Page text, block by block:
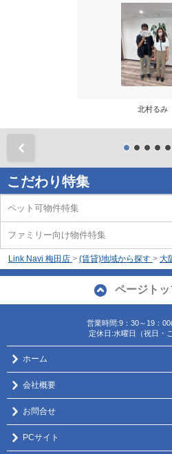
北村るみ
こだわり特集
ペット可物件特集
ファミリー向け物件特集
Link Navi 梅田店 > (賃貸)地域から探す > 大
ページト
営業時間:9：30～19：
定休日:水曜日（祝日・
ホーム
会社概要
お問合せ
PCサイト